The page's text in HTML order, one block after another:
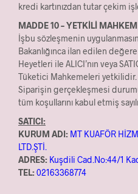
kredi kartınızdan tutar çekim
MADDE 10 – YETKİLİ
İşbu sözleşmenin
Bakanlığınca ilan edilen
Heyetleri ile ALICI’nın veya
Tüketici Mahkemeleri yetkilidir.
Siparişin gerçekleşmesi
tüm koşullarını kabul etmiş
SATICI:
KURUM ADI: MT KUAFÖR
LTD.ŞTİ.
ADRES: Kuşdili Cad.No:44/1
TEL:02163368774